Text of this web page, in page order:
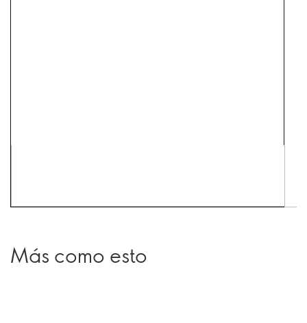
Más como esto